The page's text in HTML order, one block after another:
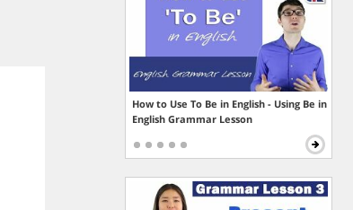
How to Use To Be in English - Using Be in
English Grammar Lesson